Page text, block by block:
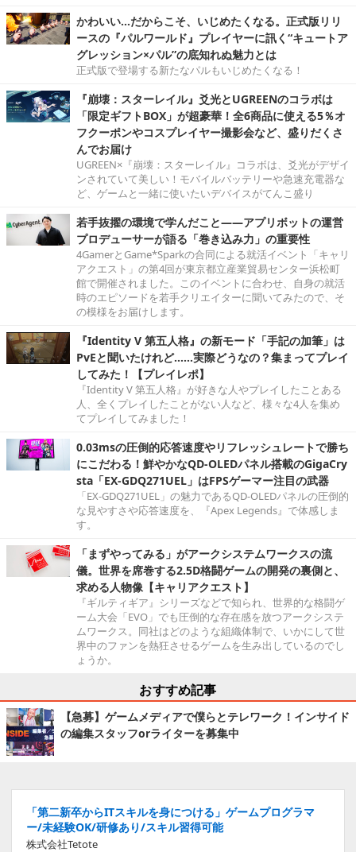
かわいい…だからこそ、いじめたくなる。正式版リリ
ースの『パルワールド』プレイヤーに訊く“キュートア
グレッション×パル”の底知れぬ魅力とは
正式版で登場する新たなパルもいじめたくなる！
『崩壊：スターレイル』爻光とUGREENのコラボは
「限定ギフトBOX」が超豪華！全6商品に使える5％オ
フクーポンやコスプレイヤー撮影会など、盛りだくさ
んでお届け
UGREEN×『崩壊：スターレイル』コラボは、爻光がデザイ
ンされていて美しい！モバイルバッテリーや急速充電器な
ど、ゲームと一緒に使いたいデバイスがてんこ盛り
若手抜擢の環境で学んだこと――アプリボットの運営
プロデューサーが語る「巻き込み力」の重要性
4GamerとGame*Sparkの合同による就活イベント「キャリ
アクエスト」の第4回が東京都立産業貿易センター浜松町
館で開催されました。このイベントに合わせ、自身の就活
時のエピソードを若手クリエイターに聞いてみたので、そ
の模様をお届けします。
『Identity V 第五人格』の新モード「手記の加筆」は
PvEと聞いたけれど……実際どうなの？集まってプレイ
してみた！【プレイレポ】
『Identity V 第五人格』が好きな人やプレイしたことある
人、全くプレイしたことがない人など、様々な4人を集め
てプレイしてみました！
0.03msの圧倒的応答速度やリフレッシュレートで勝ち
にこだわる！鮮やかなQD-OLEDパネル搭載のGigaCry
sta「EX-GDQ271UEL」はFPSゲーマー注目の武器
「EX-GDQ271UEL」の魅力であるQD-OLEDパネルの圧倒的
な見やすさや応答速度を、『Apex Legends』で体感しま
す。
「まずやってみる」がアークシステムワークスの流
儀。世界を席巻する2.5D格闘ゲームの開発の裏側と、
求める人物像【キャリアクエスト】
『ギルティギア』シリーズなどで知られ、世界的な格闘ゲ
ーム大会「EVO」でも圧倒的な存在感を放つアークシステ
ムワークス。同社はどのような組織体制で、いかにして世
界中のファンを熱狂させるゲームを生み出しているのでし
ょうか。
おすすめ記事
【急募】ゲームメディアで僕らとテレワーク！インサイド
の編集スタッフorライターを募集中
「第二新卒からITスキルを身につける」ゲームプログラマ
ー/未経験OK/研修あり/スキル習得可能
株式会社Tetote